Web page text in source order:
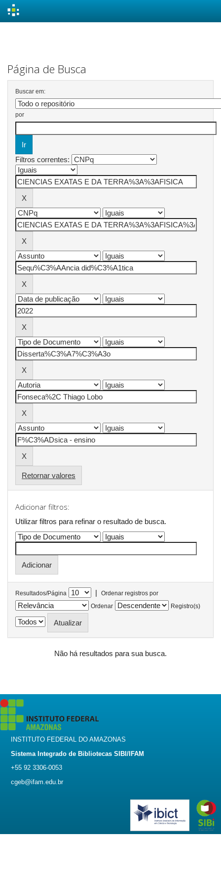
Página de Busca
Buscar em:
por
Filtros correntes:
Retornar valores
Adicionar filtros:
Utilizar filtros para refinar o resultado de busca.
Resultados/Página |
Ordenar registros por
Ordenar
Registro(s)
Não há resultados para sua busca.
INSTITUTO FEDERAL DO AMAZONAS
Sistema Integrado de Bibliotecas SIBI/IFAM
+55 92 3306-0053
cgeb@ifam.edu.br